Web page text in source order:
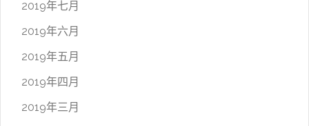
2019年七月
2019年六月
2019年五月
2019年四月
2019年三月